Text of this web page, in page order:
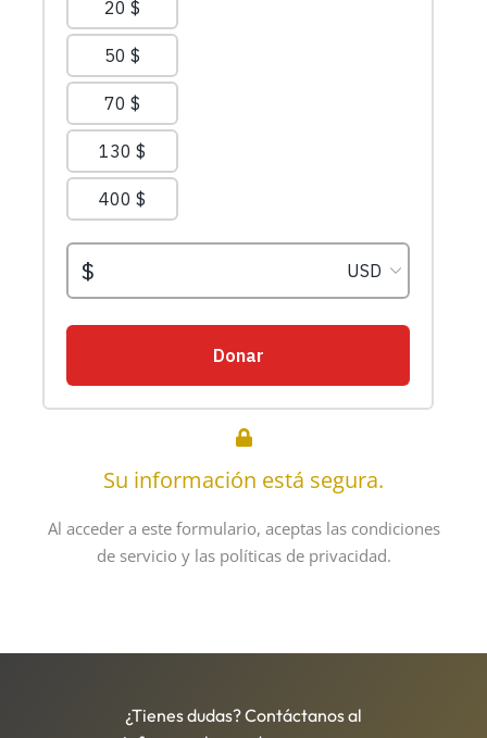
Su información está segura.
Al acceder a este formulario, aceptas las condiciones
de servicio y las políticas de privacidad.
¿Tienes dudas? Contáctanos al